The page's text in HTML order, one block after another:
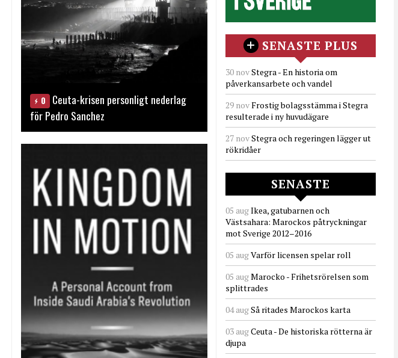
0
Ceuta-krisen personligt nederlag
för Pedro Sanchez
SENASTE PLUS
30 novStegra - En historia om
påverkansarbete och vandel
29 novFrostig bolagsstämma i Stegra
resulterade i ny huvudägare
27 novStegra och regeringen lägger ut
rökridåer
SENASTE
05 augIkea, gatubarnen och
Västsahara: Marockos påtryckningar
mot Sverige 2012–2016
05 augVarför licensen spelar roll
05 augMarocko - Frihetsrörelsen som
splittrades
04 augSå ritades Marockos karta
03 augCeuta - De historiska rötterna är
djupa